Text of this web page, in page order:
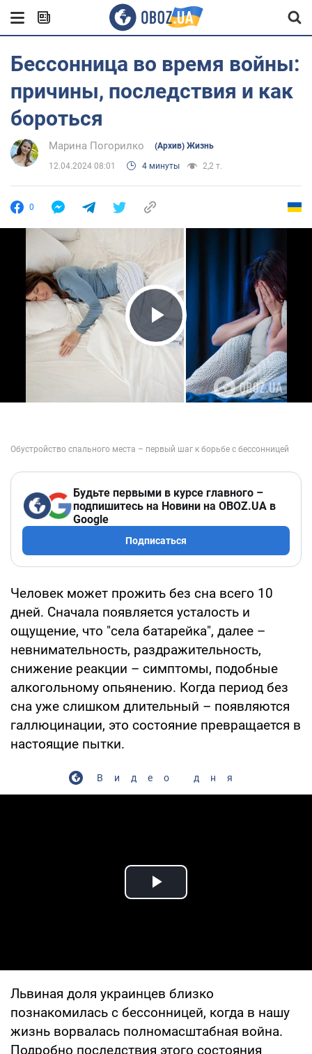
Бессонница во время войны:
причины, последствия и как
бороться
Марина Погорилко (Архив) Жизнь
12.04.2024 08:01 4 минуты 2,2 т.
0
Play Video
Будьте первыми в курсе главного –
подпишитесь на Новини на OBOZ.UA в
Google
Подписаться
Человек может прожить без сна всего 10
дней. Сначала появляется усталость и
ощущение, что "села батарейка", далее –
невнимательность, раздражительность,
снижение реакции – симптомы, подобные
алкогольному опьянению. Когда период без
сна уже слишком длительный – появляются
галлюцинации, это состояние превращается в
настоящие пытки.
Видео дня
Play Video
Львиная доля украинцев близко
познакомилась с бессонницей, когда в нашу
жизнь ворвалась полномасштабная война.
Подробно последствия этого состояния